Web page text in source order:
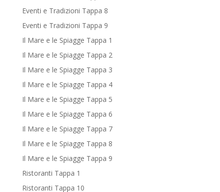
Eventi e Tradizioni Tappa 8
Eventi e Tradizioni Tappa 9
Il Mare e le Spiagge Tappa 1
Il Mare e le Spiagge Tappa 2
Il Mare e le Spiagge Tappa 3
Il Mare e le Spiagge Tappa 4
Il Mare e le Spiagge Tappa 5
Il Mare e le Spiagge Tappa 6
Il Mare e le Spiagge Tappa 7
Il Mare e le Spiagge Tappa 8
Il Mare e le Spiagge Tappa 9
Ristoranti Tappa 1
Ristoranti Tappa 10